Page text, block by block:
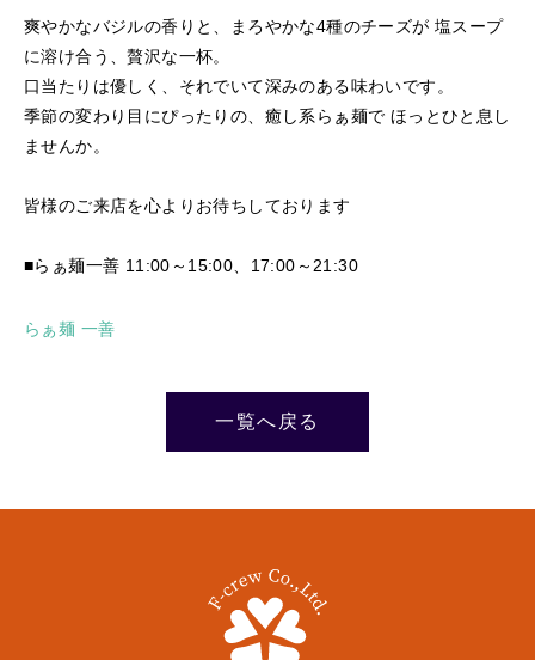
爽やかなバジルの香りと、まろやかな4種のチーズが 塩スープ
に溶け合う、贅沢な一杯。
口当たりは優しく、それでいて深みのある味わいです。
季節の変わり目にぴったりの、癒し系らぁ麺で ほっとひと息し
ませんか。
皆様のご来店を心よりお待ちしております
■らぁ麺一善 11:00～15:00、17:00～21:30
らぁ麺 一善
一覧へ戻る